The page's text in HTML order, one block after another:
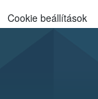
Cookie beállítások